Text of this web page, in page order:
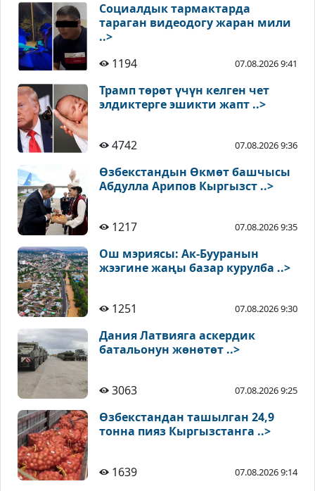
Социалдык тармактарда
тараган видеодогу жаран мили
..>
1194
07.08.2026 9:41
Трамп төрөт үчүн келген чет
элдиктерге эшикти жапт ..>
4742 07.08.2026 9:36
Өзбекстандын Өкмөт башчысы
Абдулла Арипов Кыргызст ..>
1217 07.08.2026 9:35
Ош мэриясы: Ак-Бууранын
жээгине жаңы базар курулба ..>
1251 07.08.2026 9:30
Дания Латвияга аскердик
батальонун жөнөтөт ..>
3063 07.08.2026 9:25
Өзбекстандан ташылган 24,9
тонна пияз Кыргызстанга ..>
1639 07.08.2026 9:14